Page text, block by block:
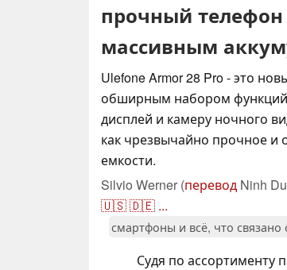
прочный
массивным
Ulefone Armor 28 Pro - это
обширным набором
дисплей и камеру ночного
как чрезвычайно прочное
емкости.
Silvio Werner (перевод Ninh
🇺🇸🇩🇪 ...
смартфоны и всё, что связано
Судя по ассортименту